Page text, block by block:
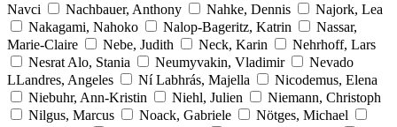
Navci
Nachbauer, Anthony Nahke, Dennis
Najork, Lea
Nakagami, Nahoko
Nalop-Bageritz, Katrin
Nassar,
Marie-Claire
Nebe, Judith Neck, Karin
Nehrhoff, Lars
Nesrat Alo, Stania
Neumyvakin, Vladimir
Nevado
LLandres, Angeles
Ní Labhrás, Majella
Nicodemus, Elena
Niebuhr, Ann-Kristin
Niehl, Julien
Niemann, Christoph
Nilgus, Marcus
Noack, Gabriele
Nötges, Michael